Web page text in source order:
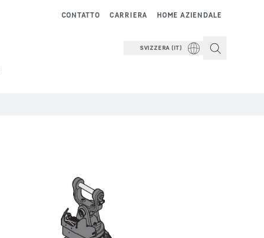
HOME AZIENDALE
CARRIERA
CONTATTO
SVIZZERA (IT)